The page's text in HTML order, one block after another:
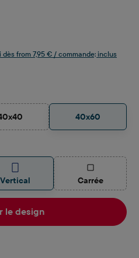
from 7,95 € / commande; inclus
(Cette option n'est pas disponible
40x60
Vertical Carrée(Cette option
le design